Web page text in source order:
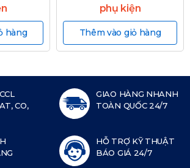
hàng
phụ kiện
Thêm vào giỏ hàng
CO,
GIAO HÀNG NHANH
TOÀN QUỐC 24/7
HỖ TRỢ KỸ THUẬT
BÁO GIÁ 24/7